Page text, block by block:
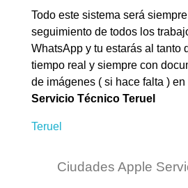
Todo este sistema será
seguimiento de todos los
WhatsApp y tu estarás al tanto
tiempo real y siempre con
de imágenes ( si hace falta ) en
Servicio Técnico Teruel
Teruel
Ciudades Apple